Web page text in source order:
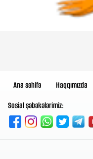
Ana səhifə Haqqımızda
Sosial şəbəkələrimiz: